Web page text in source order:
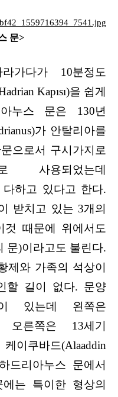
문>
가다가 10분정도
Kapısı)을 쉽게
누스 문은 130년
가 안탈리아를
으로서 구시가지로
사용되었는데
하고 있다고 한다.
받치고 있는 3개의
것 때문에 위에서도
문)이라고도 불린다.
제와 가족의 석상이
할 길이 없다. 문양
있는데 왼쪽은
오른쪽은 13세기
쿠바드(Alaaddin
드리아누스 문에서
는 특이한 형상의